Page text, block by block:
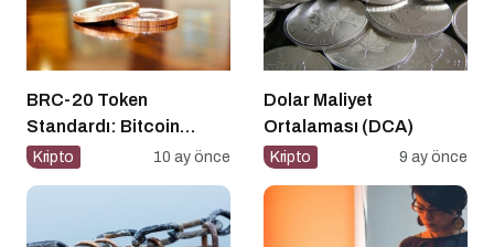
BRC-20 Token
Standardı: Bitcoin
Üzerindeki Deneysel
Kripto 10 ay önce
Dolar Maliyet
Ortalaması (DCA)
Kripto 9 ay önce